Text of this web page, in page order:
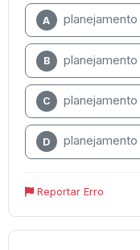
A
B planejamento
C
D
Reportar Erro